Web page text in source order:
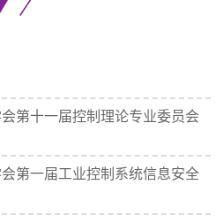
第十一届控制理论专业委员会
第一届工业控制系统信息安全